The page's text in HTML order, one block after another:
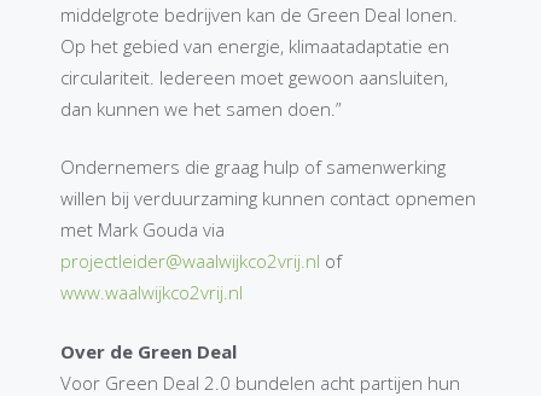
middelgrote bedrijven kan de Green Deal lonen.
Op het gebied van energie, klimaatadaptatie en
circulariteit. Iedereen moet gewoon aansluiten,
dan kunnen we het samen doen.”
Ondernemers die graag hulp of samenwerking
willen bij verduurzaming kunnen contact opnemen
met Mark Gouda via
projectleider@waalwijkco2vrij.nl of
www.waalwijkco2vrij.nl
Over de Green Deal
Voor Green Deal 2.0 bundelen acht partijen hun